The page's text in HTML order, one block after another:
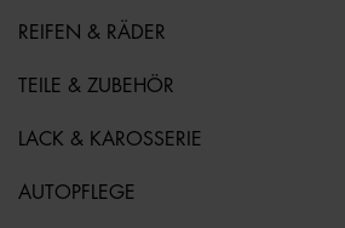
REIFEN & RÄDER
TEILE & ZUBEHÖR
LACK & KAROSSERIE
AUTOPFLEGE